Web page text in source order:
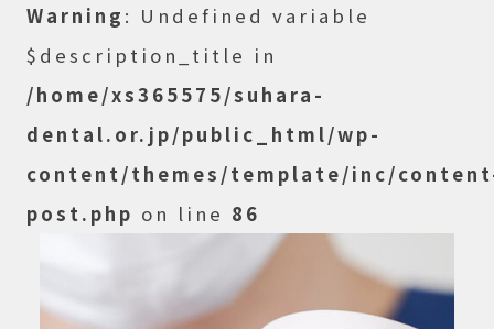
Warning : Undefined variable
$description_title in
/home/xs365575/suhara-
dental.or.jp/public_html/wp-
content/themes/template/inc/
post.php on line 86